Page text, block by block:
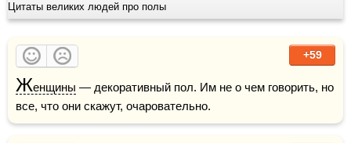
Цитаты великих людей про полы
+59
Женщины — декоративный пол. Им не о чем говорить, но
все, что они скажут, очаровательно.